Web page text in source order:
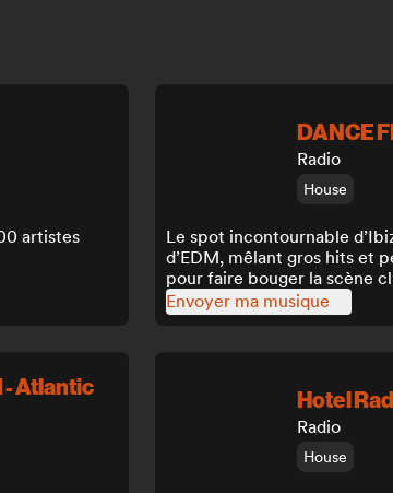
artistes
DANCE
Radio
House
Le spot incontournable
d’EDM, mêlant gros hits et
pour faire bouger la scène
Envoyer ma musique
- Atlantic
Hotel
Radio
House